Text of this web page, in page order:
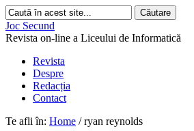
Joc Secund
Revista on-line a Liceului de Informatică
Revista
Despre
Redacția
Contact
Te afli în: Home / ryan reynolds